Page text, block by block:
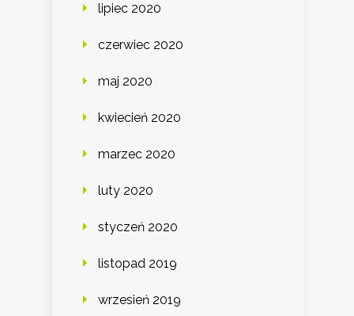
lipiec 2020
czerwiec 2020
maj 2020
kwiecień 2020
marzec 2020
luty 2020
styczeń 2020
listopad 2019
wrzesień 2019